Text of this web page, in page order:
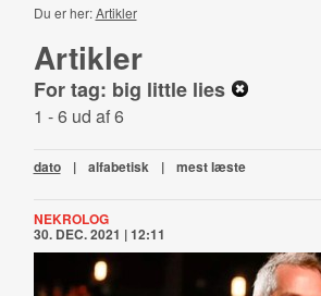
Du er her:Artikler
Artikler
For tag: big little lies
1 - 6 ud af 6
dato | alfabetisk | mest læste
NEKROLOG
30. DEC. 2021 | 12:11